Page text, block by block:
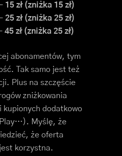
15 zł (zniżka 15 zł)
25 zł (zniżka 25 zł)
45 zł (zniżka 25 zł)
abonamentów, tym
Tak samo jest też
Plus na szczęście
zniżkowania
kupionych dodatkowo
Myślę, że
że oferta
korzystna.